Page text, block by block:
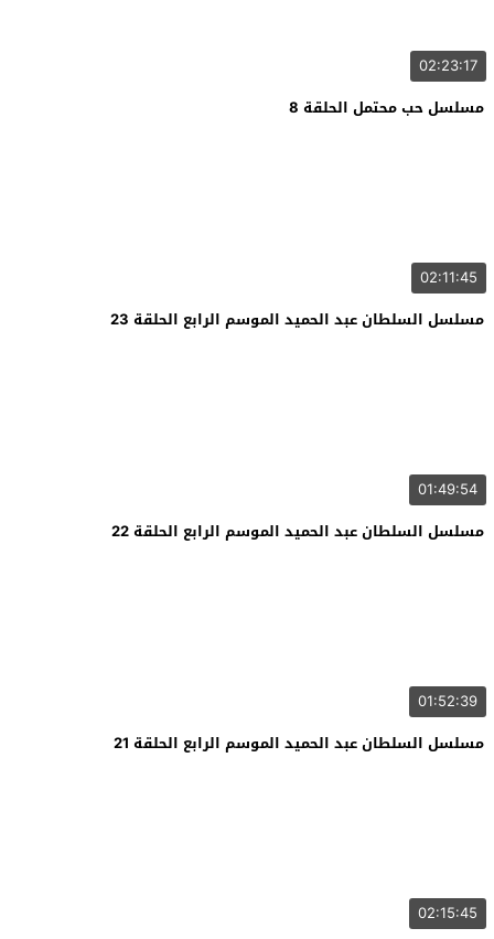
02:23:17
مسلسل حب محتمل الحلقة 8
02:11:45
مسلسل السلطان عبد الحميد الموسم الرابع الحلقة 23
01:49:54
مسلسل السلطان عبد الحميد الموسم الرابع الحلقة 22
01:52:39
مسلسل السلطان عبد الحميد الموسم الرابع الحلقة 21
02:15:45